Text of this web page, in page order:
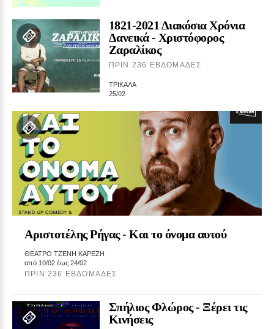
1821‑2021 Διακόσια Χρόνια
Δανεικά ‑ Χριστόφορος
Ζαραλίκος
ΠΡΙΝ 236 ΕΒΔΟΜΆΔΕΣ
ΤΡΙΚΑΛΑ
25/02
Αριστοτέλης Ρήγας ‑ Kαι το όνομα αυτού
ΘΕΑΤΡΟ ΤΖΕΝΗ ΚΑΡΕΖΗ
από 10/02 έως 24/02
ΠΡΙΝ 236 ΕΒΔΟΜΆΔΕΣ
Σπήλιος Φλώρος ‑ Ξέρει τις
Κινήσεις